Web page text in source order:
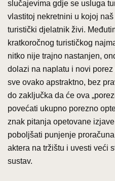
slučajevima gdje se usluga
vlastitoj nekretnini u kojoj
turistički djelatnik živi.
kratkoročnog turističkog
nitko nije trajno nastanjen,
dolazi na naplatu i novi
sve ovako apstraktno, bez
do zaključka da će ova
povećati ukupno porezno
znak pitanja opetovane
poboljšati punjenje
aktera na tržištu i uvesti veći
sustav.